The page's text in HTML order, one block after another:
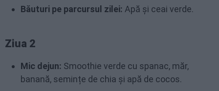
Băuturi pe parcursul zilei: Apă și ceai verde.
Ziua 2
Mic dejun: Smoothie verde cu spanac, măr,
banană, semințe de chia și apă de cocos.